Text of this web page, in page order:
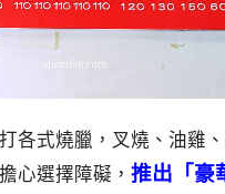
打各式燒臘，叉燒、油雞
心選擇障礙， 推出「豪